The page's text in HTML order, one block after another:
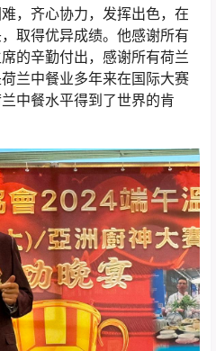
首先祝大家端午安康。当天
海群会长亲手包的粽子。他
场大赛的有关情况。此次参
，齐心协力，发挥出色，在
取得优异成绩。他感谢所有
的辛勤付出，感谢所有荷兰
兰中餐业多年来在国际大赛
中餐水平得到了世界的肯